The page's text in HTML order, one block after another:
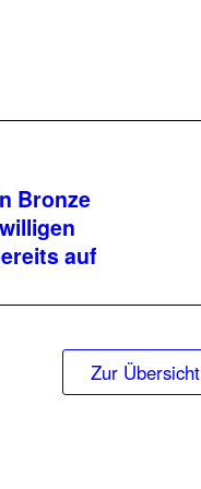
Bronze
auf
Zur Übersicht